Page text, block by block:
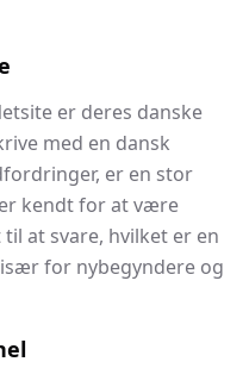
er deres danske
med en dansk
er en stor
kendt for at være
at svare, hvilket er en
for nybegyndere og